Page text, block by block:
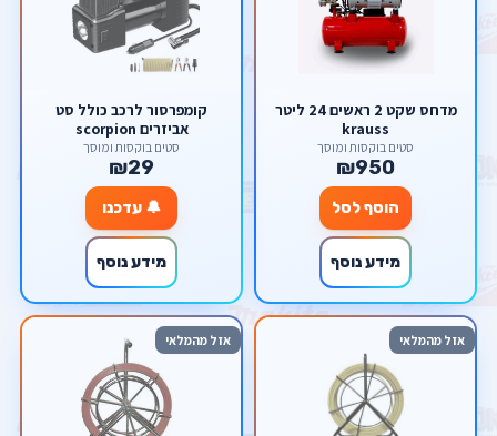
מדחס שקט 2 ראשים 24 ליטר
krauss
סטים בוקסות ומוסך
₪950
הוסף לסל
מידע נוסף
קומפרסור לרכב כולל סט
אביזרים scorpion
סטים בוקסות ומוסך
₪29
🔔 עדכנו
מידע נוסף
אזל מהמלאי אזל מהמלאי